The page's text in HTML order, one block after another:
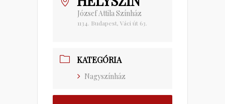
József Attila Színház
1134. Budapest, Váci út 63.
KATEGÓRIA
Nagyszínház